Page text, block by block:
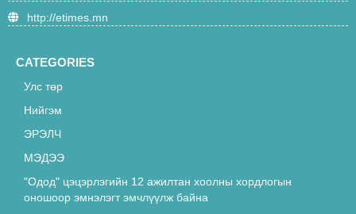
хоолны хордлогын оношоор
түдгэлзүүллээ
http://etimes.mn
CATEGORIES
Улс төр
Нийгэм
ЭРЭЛЧ
МЭДЭЭ
"Одод" цэцэрлэгийн 12 ажилтан хоолны хордлогын
оношоор эмнэлэгт эмчлүүлж байна